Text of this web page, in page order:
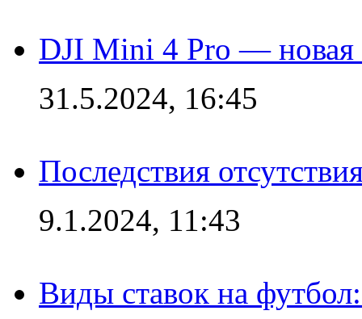
DJI Mini 4 Pro — новая
31.5.2024, 16:45
Последствия
9.1.2024, 11:43
Виды ставок на